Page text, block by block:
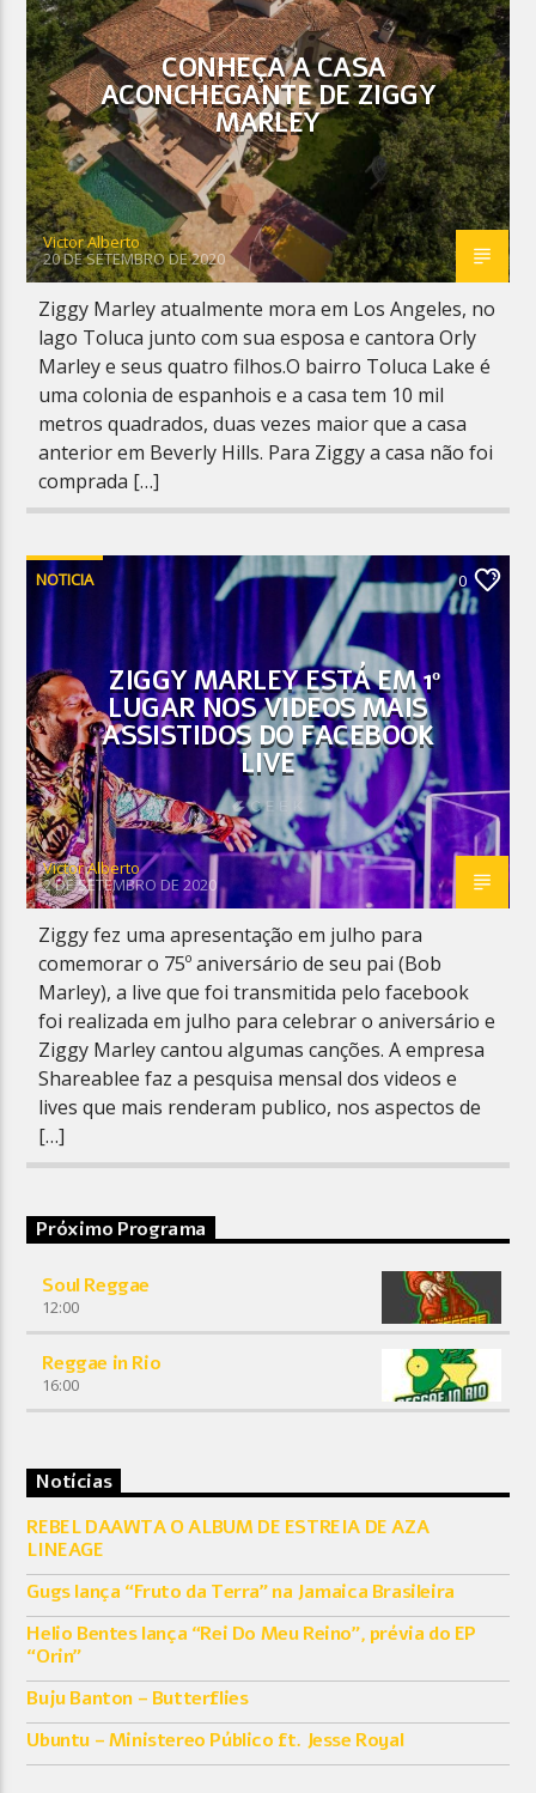
Planeta Reggae
CONHEÇA A CASA
ACONCHEGANTE DE ZIGGY
MARLEY
Victor Alberto
20 DE SETEMBRO DE 2020
Ziggy Marley atualmente mora em Los Angeles, no
lago Toluca junto com sua esposa e cantora Orly
Marley e seus quatro filhos.O bairro Toluca Lake é
uma colonia de espanhois e a casa tem 10 mil
metros quadrados, duas vezes maior que a casa
anterior em Beverly Hills. Para Ziggy a casa não foi
comprada […]
NOTICIA 0
ZIGGY MARLEY ESTÁ EM 1º
LUGAR NOS VIDEOS MAIS
ASSISTIDOS DO FACEBOOK
LIVE
Victor Alberto
2 DE SETEMBRO DE 2020
Ziggy fez uma apresentação em julho para
comemorar o 75º aniversário de seu pai (Bob
Marley), a live que foi transmitida pelo facebook
foi realizada em julho para celebrar o aniversário e
Ziggy Marley cantou algumas canções. A empresa
Shareablee faz a pesquisa mensal dos videos e
lives que mais renderam publico, nos aspectos de
[…]
Próximo Programa
Soul Reggae
12:00
Reggae in Rio
16:00
Notícias
REBEL DAAWTA O ALBUM DE ESTREIA DE AZA
LINEAGE
Gugs lança “Fruto da Terra” na Jamaica Brasileira
Helio Bentes lança “Rei Do Meu Reino”, prévia do EP
“Orin”
Buju Banton – Butterflies
Ubuntu – Ministereo Público ft. Jesse Royal